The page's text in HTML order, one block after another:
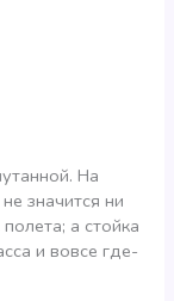
На
значится ни
а стойка
и вовсе где-